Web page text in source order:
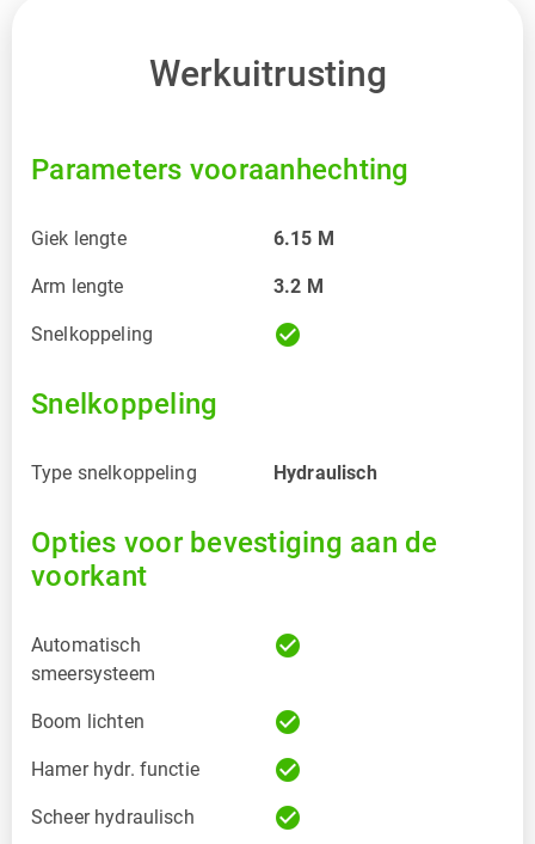
Werkuitrusting
Parameters vooraanhechting
Giek lengte 6.15 M
Arm lengte 3.2 M
Snelkoppeling check_circle
Snelkoppeling
Type snelkoppeling Hydraulisch
Opties voor bevestiging aan de
voorkant
Automatisch
smeersysteem
check_circle
Boom lichten check_circle
Hamer hydr. functie check_circle
Scheer hydraulisch check_circle